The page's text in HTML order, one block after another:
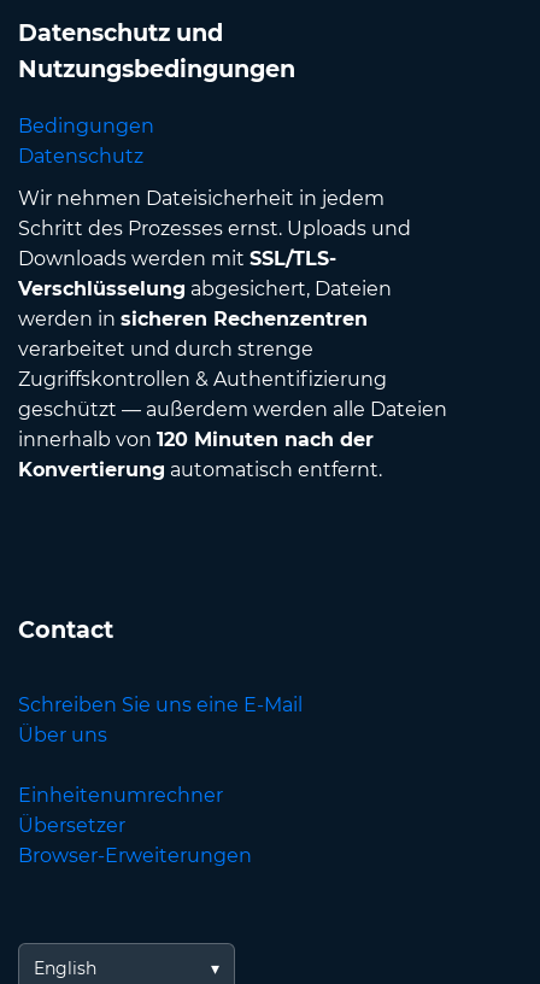
Datenschutz und
Nutzungsbedingungen
Bedingungen
Datenschutz
Wir nehmen Dateisicherheit in jedem
Schritt des Prozesses ernst. Uploads und
Downloads werden mit SSL/TLS-
Verschlüsselung abgesichert, Dateien
werden in sicheren Rechenzentren
verarbeitet und durch strenge
Zugriffskontrollen & Authentifizierung
geschützt — außerdem werden alle Dateien
innerhalb von 120 Minuten nach der
Konvertierung automatisch entfernt.
Contact
Schreiben Sie uns eine E-Mail
Über uns
Einheitenumrechner
Übersetzer
Browser-Erweiterungen
English